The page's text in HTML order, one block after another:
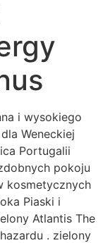
i wysokiego
Weneckiej
Portugalii
pokoju
kosmetycznych
Piaski i
Atlantis The
. zielony